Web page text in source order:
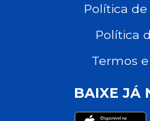
Política
Política
Termos
BAIXE JÁ